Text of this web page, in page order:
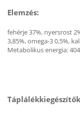
Elemzés:
fehérje 37%, nyersrost
3,85%, omega-3 0,5%,
Metabolikus energia: